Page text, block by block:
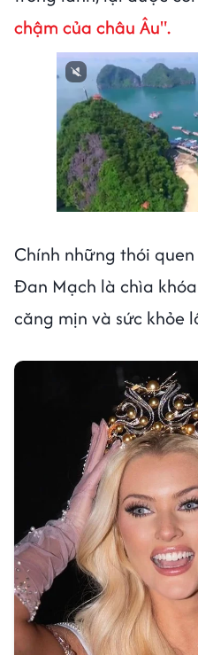
chậm của châu Âu".
Chính những thói
Đan Mạch là chìa
căng mịn và sức khỏe